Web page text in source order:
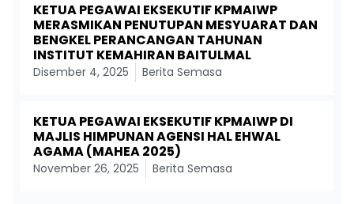
KETUA PEGAWAI EKSEKUTIF KPMAIWP
MERASMIKAN PENUTUPAN MESYUARAT DAN
BENGKEL PERANCANGAN TAHUNAN
INSTITUT KEMAHIRAN BAITULMAL
Disember 4, 2025 Berita Semasa
KETUA PEGAWAI EKSEKUTIF KPMAIWP DI
MAJLIS HIMPUNAN AGENSI HAL EHWAL
AGAMA (MAHEA 2025)
November 26, 2025 Berita Semasa